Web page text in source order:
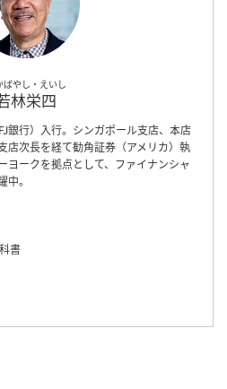
ばやし・えいし
林栄四
銀行）入行。シンガポール支店、本店
店次長を経て勧角証券（アメリカ）執
ヨークを拠点として、ファイナンシャ
。
書